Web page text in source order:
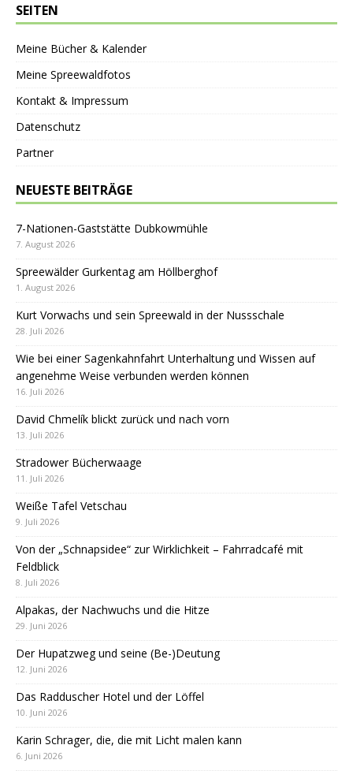
SEITEN
Meine Bücher & Kalender
Meine Spreewaldfotos
Kontakt & Impressum
Datenschutz
Partner
NEUESTE BEITRÄGE
7-Nationen-Gaststätte Dubkowmühle
7. August 2026
Spreewälder Gurkentag am Höllberghof
1. August 2026
Kurt Vorwachs und sein Spreewald in der Nussschale
28. Juli 2026
Wie bei einer Sagenkahnfahrt Unterhaltung und Wissen auf
angenehme Weise verbunden werden können
16. Juli 2026
David Chmelík blickt zurück und nach vorn
13. Juli 2026
Stradower Bücherwaage
11. Juli 2026
Weiße Tafel Vetschau
9. Juli 2026
Von der „Schnapsidee“ zur Wirklichkeit – Fahrradcafé mit
Feldblick
8. Juli 2026
Alpakas, der Nachwuchs und die Hitze
29. Juni 2026
Der Hupatzweg und seine (Be-)Deutung
12. Juni 2026
Das Radduscher Hotel und der Löffel
10. Juni 2026
Karin Schrager, die, die mit Licht malen kann
6. Juni 2026